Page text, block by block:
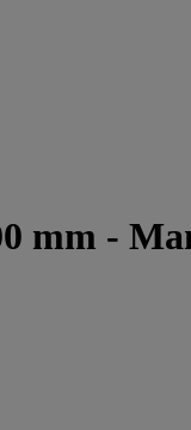
mm -